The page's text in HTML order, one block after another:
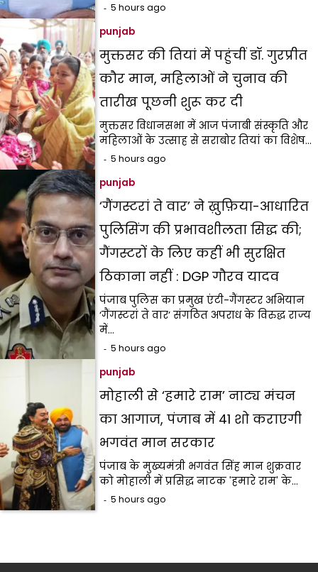
5 hours ago
punjab
मुक्तसर की तियां में पहुंचीं डॉ. गुरप्रीत
कौर मान, महिलाओं ने चुनाव की
तारीख पूछनी शुरू कर दी
मुक्तसर विधानसभा में आज पंजाबी संस्कृति और
महिलाओं के उत्साह से सराबोर तियां का विशेष…
5 hours ago
punjab
‘गैंगस्टरां ते वार’ ने ख़ुफ़िया-आधारित
पुलिसिंग की प्रभावशीलता सिद्ध की;
गैंगस्टरों के लिए कहीं भी सुरक्षित
ठिकाना नहीं : DGP गौरव यादव
पंजाब पुलिस का प्रमुख एंटी-गैंगस्टर अभियान
‘गैंगस्टरां ते वार’ संगठित अपराध के विरुद्ध राज्य
में…
5 hours ago
punjab
मोहाली से ‘हमारे राम’ नाट्य मंचन
का आगाज, पंजाब में 41 शो कराएगी
भगवंत मान सरकार
पंजाब के मुख्यमंत्री भगवंत सिंह मान शुक्रवार
को मोहाली में प्रसिद्ध नाटक 'हमारे राम' के…
5 hours ago